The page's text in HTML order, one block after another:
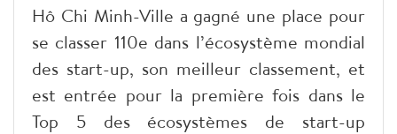
Hô Chi Minh-Ville a gagné une place pour
se classer 110e dans l’écosystème mondial
des start-up, son meilleur classement, et
est entrée pour la première fois dans le
Top 5 des écosystèmes de start-up